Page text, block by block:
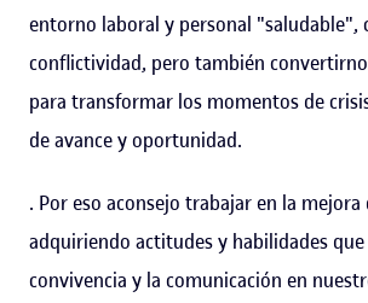
entorno laboral y personal "saludable",
conflictividad, pero también
para transformar los momentos de
de avance y oportunidad.
. Por eso aconsejo trabajar en la
adquiriendo actitudes y habilidades
convivencia y la comunicación en